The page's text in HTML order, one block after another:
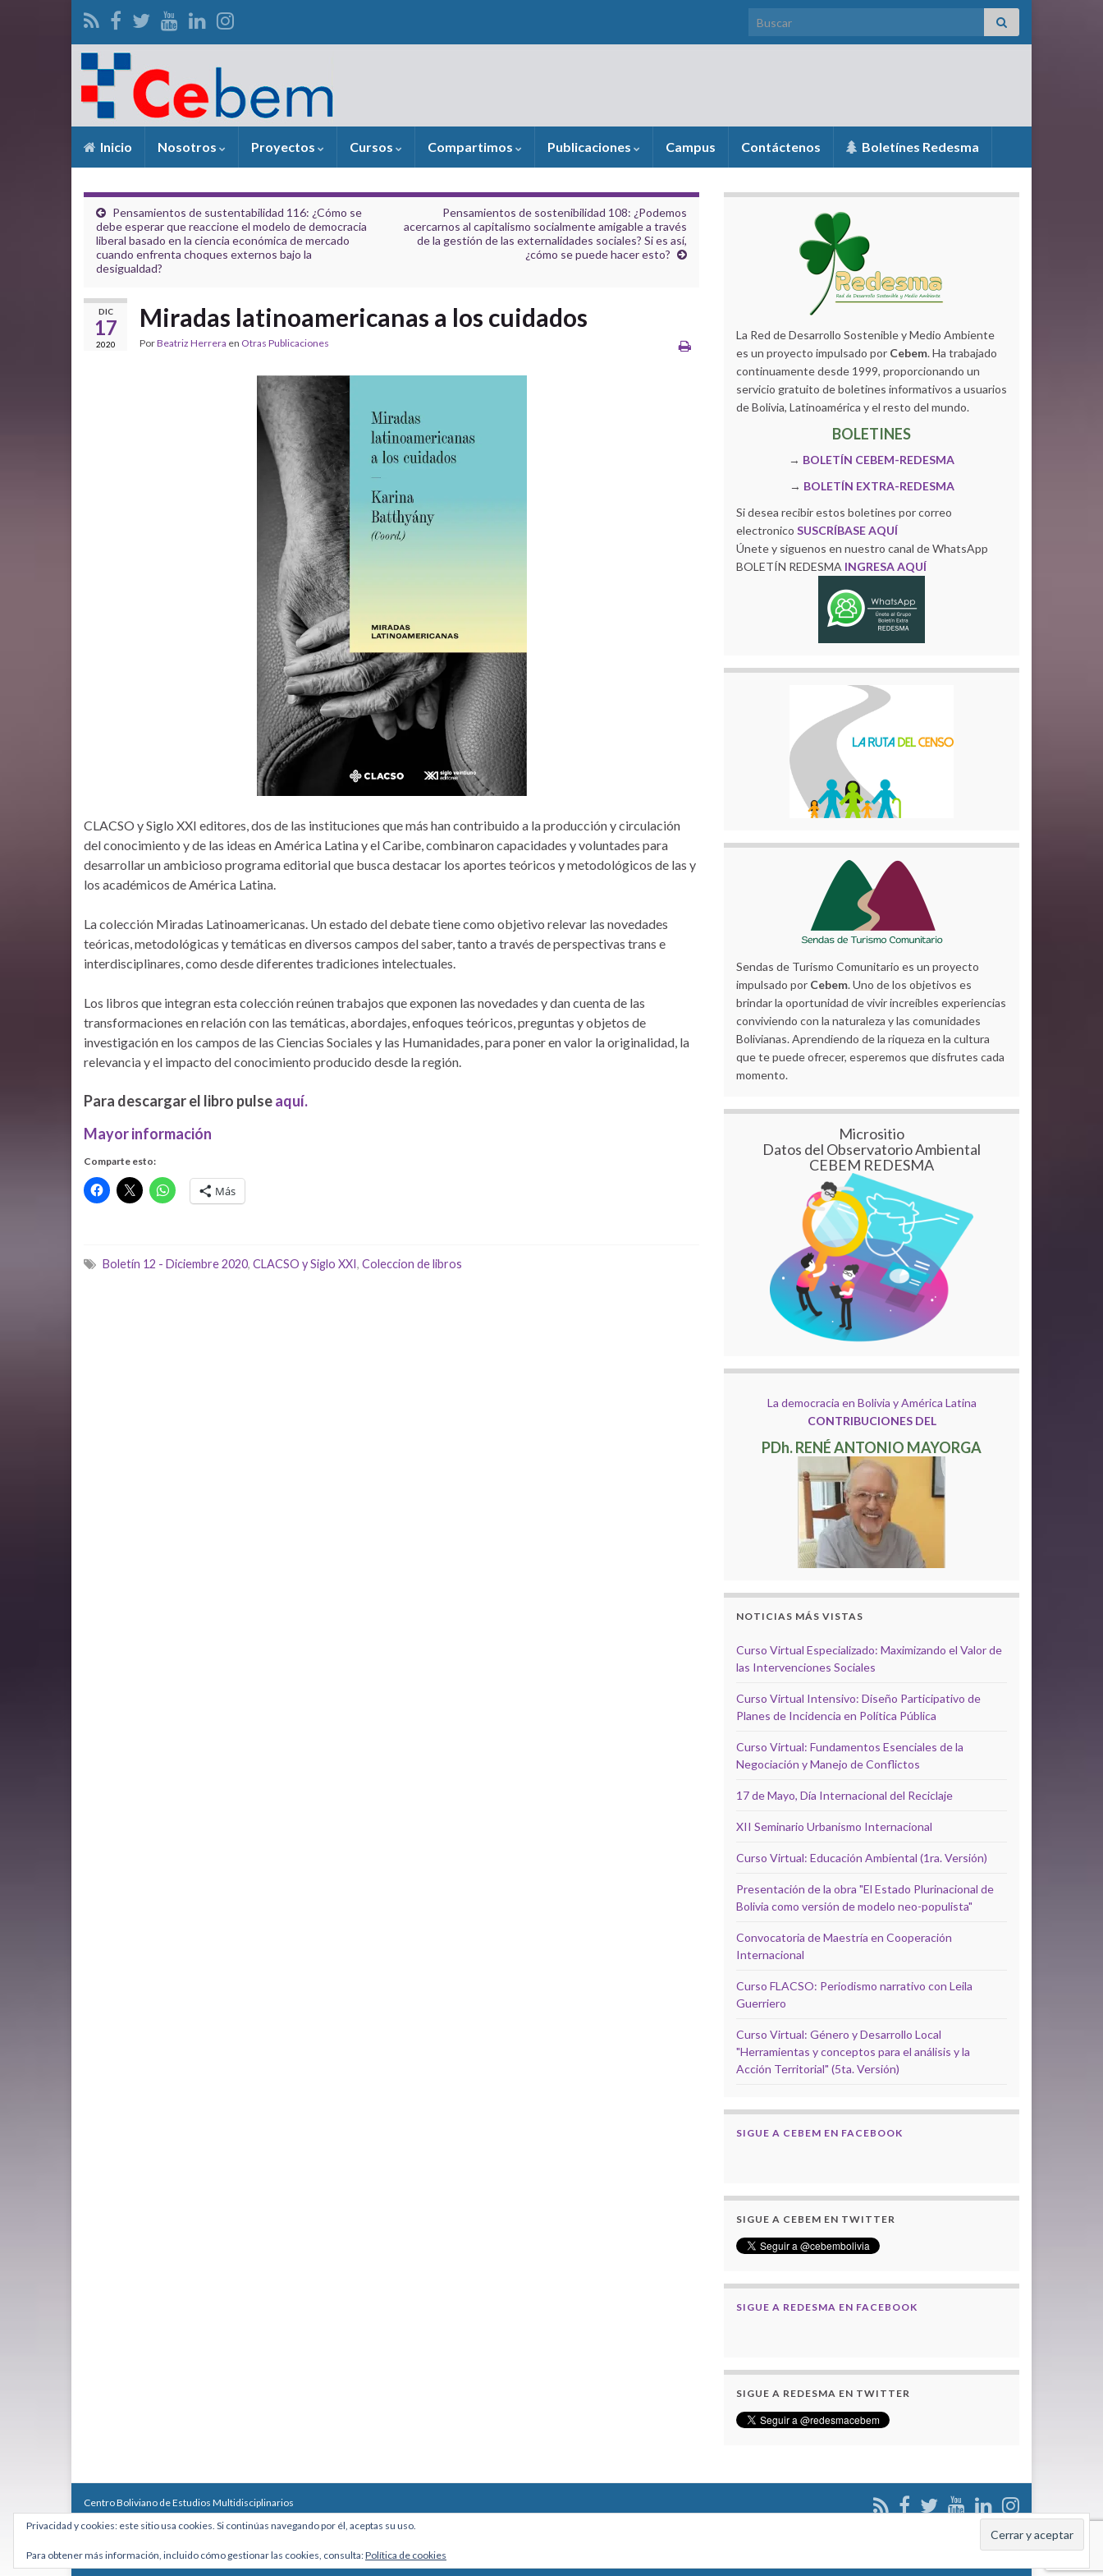
Search for:
Inicio Nosotros Proyectos Cursos Compartimos Publicaciones Campus Contáctenos Boletínes Redesma
Pensamientos de sustentabilidad 116: ¿Cómo se
debe esperar que reaccione el modelo de democracia
liberal basado en la ciencia económica de mercado
cuando enfrenta choques externos bajo la
desigualdad?
Pensamientos de sostenibilidad 108: ¿Podemos
acercarnos al capitalismo socialmente amigable a través
de la gestión de las externalidades sociales? Si es así,
¿cómo se puede hacer esto?
DIC
17
2020
Miradas latinoamericanas a los cuidados
PorBeatriz Herrera en Otras Publicaciones
CLACSO y Siglo XXI editores, dos de las instituciones que más han contribuido a la producción y circulación
del conocimiento y de las ideas en América Latina y el Caribe, combinaron capacidades y voluntades para
desarrollar un ambicioso programa editorial que busca destacar los aportes teóricos y metodológicos de las y
los académicos de América Latina.
La colección Miradas Latinoamericanas. Un estado del debate tiene como objetivo relevar las novedades
teóricas, metodológicas y temáticas en diversos campos del saber, tanto a través de perspectivas trans e
interdisciplinares, como desde diferentes tradiciones intelectuales.
Los libros que integran esta colección reúnen trabajos que exponen las novedades y dan cuenta de las
transformaciones en relación con las temáticas, abordajes, enfoques teóricos, preguntas y objetos de
investigación en los campos de las Ciencias Sociales y las Humanidades, para poner en valor la originalidad, la
relevancia y el impacto del conocimiento producido desde la región.
Para descargar el libro pulseaquí.
Mayor información
Comparte esto:
Más
Boletín 12 - Diciembre 2020, CLACSO y Siglo XXI, Coleccion de libros
La Red de Desarrollo Sostenible y Medio Ambiente
es un proyecto impulsado por Cebem. Ha trabajado
continuamente desde 1999, proporcionando un
servicio gratuito de boletines informativos a usuarios
de Bolivia, Latinoamérica y el resto del mundo.
BOLETINES
→ BOLETÍN CEBEM-REDESMA
→ BOLETÍN EXTRA-REDESMA
Si desea recibir estos boletines por correo
electronico SUSCRÍBASE AQUÍ
Únete y siguenos en nuestro canal de WhatsApp
BOLETÍN REDESMA INGRESA AQUÍ
Sendas de Turismo Comunitario es un proyecto
impulsado por Cebem. Uno de los objetivos es
brindar la oportunidad de vivir increíbles experiencias
conviviendo con la naturaleza y las comunidades
Bolivianas. Aprendiendo de la riqueza en la cultura
que te puede ofrecer, esperemos que disfrutes cada
momento.
Micrositio
Datos del Observatorio Ambiental
CEBEM REDESMA
La democracia en Bolivia y América Latina
CONTRIBUCIONES DEL
PDh. RENÉ ANTONIO MAYORGA
NOTICIAS MÁS VISTAS
Curso Virtual Especializado: Maximizando el Valor de
las Intervenciones Sociales
Curso Virtual Intensivo: Diseño Participativo de
Planes de Incidencia en Política Pública
Curso Virtual: Fundamentos Esenciales de la
Negociación y Manejo de Conflictos
17 de Mayo, Día Internacional del Reciclaje
XII Seminario Urbanismo Internacional
Curso Virtual: Educación Ambiental (1ra. Versión)
Presentación de la obra "El Estado Plurinacional de
Bolivia como versión de modelo neo-populista"
Convocatoria de Maestría en Cooperación
Internacional
Curso FLACSO: Periodismo narrativo con Leila
Guerriero
Curso Virtual: Género y Desarrollo Local
"Herramientas y conceptos para el análisis y la
Acción Territorial" (5ta. Versión)
SIGUE A CEBEM EN FACEBOOK
SIGUE A CEBEM EN TWITTER
SIGUE A REDESMA EN FACEBOOK
SIGUE A REDESMA EN TWITTER
Centro Boliviano de Estudios Multidisciplinarios
Calle Macario Pinilla # 2588 esq. Av. Arce, Edificio Arcadia, Mezzanine, Of. 101 - La Paz, Bolivia
Teléfono: +591 2431818 - Celular: +591 73027636
Hecho con
por Graphene Themes.
Privacidad y cookies: este sitio usa cookies. Si continúas navegando por él, aceptas su uso.
Para obtener más información, incluido cómo gestionar las cookies, consulta:Política de cookies